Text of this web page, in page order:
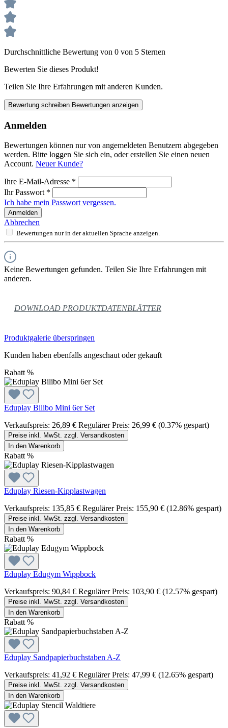
Durchschnittliche Bewertung von 0 von 5 Sternen
Bewerten Sie dieses Produkt!
Teilen Sie Ihre Erfahrungen mit anderen Kunden.
Bewertung schreiben Bewertungen anzeigen
Anmelden
Bewertungen können nur von angemeldeten Benutzern abgegeben
werden. Bitte loggen Sie sich ein, oder erstellen Sie einen neuen
Account. Neuer Kunde?
Ihre E-Mail-Adresse *
Ihr Passwort *
Ich habe mein Passwort vergessen.
Anmelden
Abbrechen
Bewertungen nur in der aktuellen Sprache anzeigen.
Keine Bewertungen gefunden. Teilen Sie Ihre Erfahrungen mit
anderen.
DOWNLOAD PRODUKTDATENBLÄTTER
Produktgalerie überspringen
Kunden haben ebenfalls angeschaut oder gekauft
Rabatt %
Eduplay Bilibo Mini 6er Set
Verkaufspreis: 26,89 € Regulärer Preis: 26,99 € (0.37% gespart)
Preise inkl. MwSt. zzgl. Versandkosten
In den Warenkorb
Rabatt %
Eduplay Riesen-Kipplastwagen
Verkaufspreis: 135,85 € Regulärer Preis: 155,90 € (12.86% gespart)
Preise inkl. MwSt. zzgl. Versandkosten
In den Warenkorb
Rabatt %
Eduplay Edugym Wippbock
Verkaufspreis: 90,84 € Regulärer Preis: 103,90 € (12.57% gespart)
Preise inkl. MwSt. zzgl. Versandkosten
In den Warenkorb
Rabatt %
Eduplay Sandpapierbuchstaben A-Z
Verkaufspreis: 41,92 € Regulärer Preis: 47,99 € (12.65% gespart)
Preise inkl. MwSt. zzgl. Versandkosten
In den Warenkorb